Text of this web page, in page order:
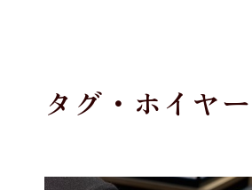
タグ・ホイヤ